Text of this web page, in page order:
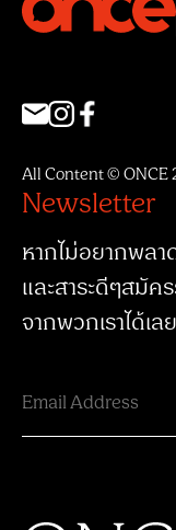
All Content © ONCE
Newsletter
หากไม่อยากพลา
และสาระดีๆสมัค
จากพวกเราได้เลย